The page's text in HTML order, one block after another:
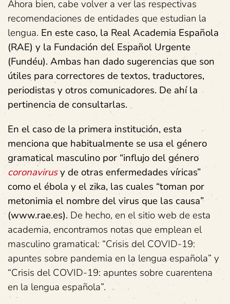
Ahora bien, cabe volver a ver las respectivas
recomendaciones de entidades que estudian la
lengua. En este caso, la Real Academia Española
(RAE) y la Fundación del Español Urgente
(Fundéu). Ambas han dado sugerencias que son
útiles para correctores de textos, traductores,
periodistas y otros comunicadores. De ahí la
pertinencia de consultarlas.
En el caso de la primera institución, esta
menciona que habitualmente se usa el género
gramatical masculino por “influjo del género
coronavirusy de otras enfermedades víricas”
como el ébola y el zika, las cuales “toman por
metonimia el nombre del virus que las causa”
(www.rae.es). De hecho, en el sitio web de esta
academia, encontramos notas que emplean el
masculino gramatical: “Crisis del COVID-19:
apuntes sobre pandemia en la lengua española” y
“Crisis del COVID-19: apuntes sobre cuarentena
en la lengua española”.